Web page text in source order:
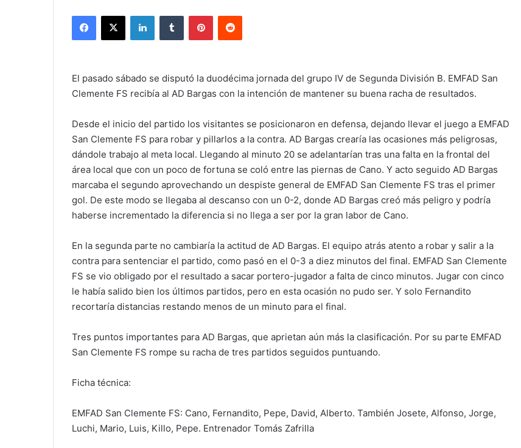
El pasado sábado se disputó la duodécima jornada del grupo IV de Segunda División B. EMFAD San
Clemente FS recibía al AD Bargas con la intención de mantener su buena racha de resultados.
Desde el inicio del partido los visitantes se posicionaron en defensa, dejando llevar el juego a EMFAD
San Clemente FS para robar y pillarlos a la contra. AD Bargas crearía las ocasiones más peligrosas,
dándole trabajo al meta local. Llegando al minuto 20 se adelantarían tras una falta en la frontal del
área local que con un poco de fortuna se coló entre las piernas de Cano. Y acto seguido AD Bargas
marcaba el segundo aprovechando un despiste general de EMFAD San Clemente FS tras el primer
gol. De este modo se llegaba al descanso con un 0-2, donde AD Bargas creó más peligro y podría
haberse incrementado la diferencia si no llega a ser por la gran labor de Cano.
En la segunda parte no cambiaría la actitud de AD Bargas. El equipo atrás atento a robar y salir a la
contra para sentenciar el partido, como pasó en el 0-3 a diez minutos del final. EMFAD San Clemente
FS se vio obligado por el resultado a sacar portero-jugador a falta de cinco minutos. Jugar con cinco
le había salido bien los últimos partidos, pero en esta ocasión no pudo ser. Y solo Fernandito
recortaría distancias restando menos de un minuto para el final.
Tres puntos importantes para AD Bargas, que aprietan aún más la clasificación. Por su parte EMFAD
San Clemente FS rompe su racha de tres partidos seguidos puntuando.
Ficha técnica:
EMFAD San Clemente FS: Cano, Fernandito, Pepe, David, Alberto. También Josete, Alfonso, Jorge,
Luchi, Mario, Luis, Killo, Pepe. Entrenador Tomás Zafrilla